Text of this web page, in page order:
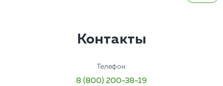
Контакты
Телефон:
8 (800) 200-38-19